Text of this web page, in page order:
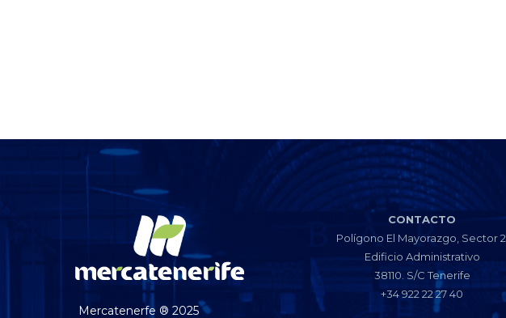
Mercatenerfe ® 2025
CONTACTO
Polígono El Mayorazgo, Sector 2,
Edificio Administrativo
38110. S/C Tenerife
+34 922 22 27 40